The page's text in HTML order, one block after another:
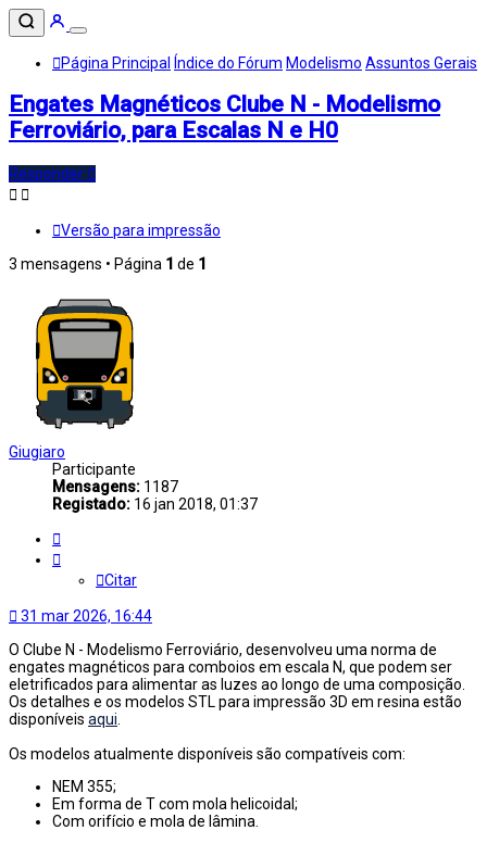
Página Principal Índice do Fórum Modelismo Assuntos Gerais
Engates Magnéticos Clube N - Modelismo
Ferroviário, para Escalas N e H0
Responder
Versão para impressão
3 mensagens • Página 1 de 1
Giugiaro
Participante
Mensagens: 1187
Registado: 16 jan 2018, 01:37
Citar
31 mar 2026, 16:44
O Clube N - Modelismo Ferroviário, desenvolveu uma norma de
engates magnéticos para comboios em escala N, que podem ser
eletrificados para alimentar as luzes ao longo de uma composição.
Os detalhes e os modelos STL para impressão 3D em resina estão
disponíveis aqui
Os modelos atualmente disponíveis são compatíveis com:
NEM 355;
Em forma de T com mola helicoidal;
Com orifício e mola de lâmina.